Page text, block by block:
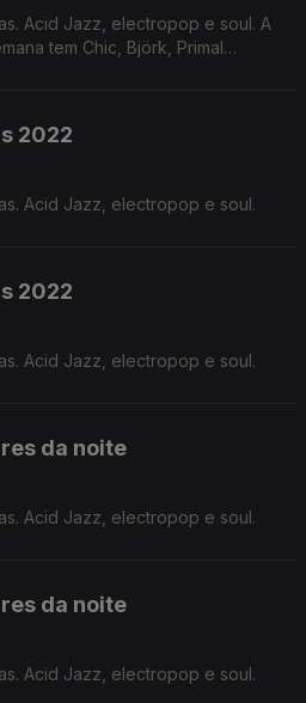
Acid Jazz, electropop e soul. A
tem Chic, Björk, Primal
2022
Acid Jazz, electropop e soul.
2022
Acid Jazz, electropop e soul.
da noite
Acid Jazz, electropop e soul.
da noite
Acid Jazz, electropop e soul.